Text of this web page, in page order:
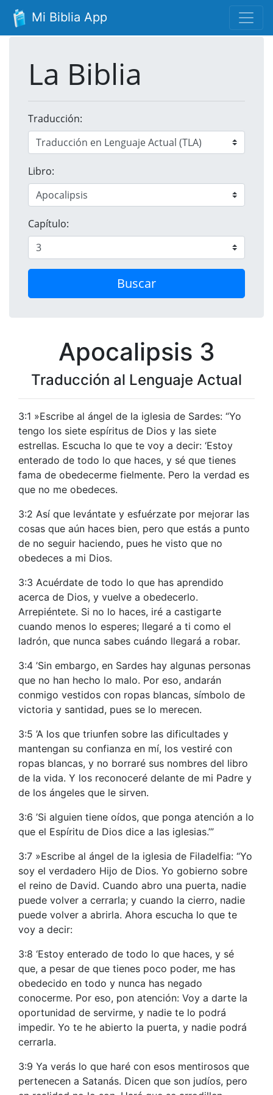
Mi Biblia App
La Biblia
Traducción:
Libro:
Capítulo:
Buscar
Apocalipsis 3
Traducción al Lenguaje Actual
3:1 »Escribe al ángel de la iglesia de Sardes: “Yo
tengo los siete espíritus de Dios y las siete
estrellas. Escucha lo que te voy a decir: ‘Estoy
enterado de todo lo que haces, y sé que tienes
fama de obedecerme fielmente. Pero la verdad es
que no me obedeces.
3:2 Así que levántate y esfuérzate por mejorar las
cosas que aún haces bien, pero que estás a punto
de no seguir haciendo, pues he visto que no
obedeces a mi Dios.
3:3 Acuérdate de todo lo que has aprendido
acerca de Dios, y vuelve a obedecerlo.
Arrepiéntete. Si no lo haces, iré a castigarte
cuando menos lo esperes; llegaré a ti como el
ladrón, que nunca sabes cuándo llegará a robar.
3:4 ’Sin embargo, en Sardes hay algunas personas
que no han hecho lo malo. Por eso, andarán
conmigo vestidos con ropas blancas, símbolo de
victoria y santidad, pues se lo merecen.
3:5 ’A los que triunfen sobre las dificultades y
mantengan su confianza en mí, los vestiré con
ropas blancas, y no borraré sus nombres del libro
de la vida. Y los reconoceré delante de mi Padre y
de los ángeles que le sirven.
3:6 ’Si alguien tiene oídos, que ponga atención a lo
que el Espíritu de Dios dice a las iglesias.’”
3:7 »Escribe al ángel de la iglesia de Filadelfia: “Yo
soy el verdadero Hijo de Dios. Yo gobierno sobre
el reino de David. Cuando abro una puerta, nadie
puede volver a cerrarla; y cuando la cierro, nadie
puede volver a abrirla. Ahora escucha lo que te
voy a decir:
3:8 ‘Estoy enterado de todo lo que haces, y sé
que, a pesar de que tienes poco poder, me has
obedecido en todo y nunca has negado
conocerme. Por eso, pon atención: Voy a darte la
oportunidad de servirme, y nadie te lo podrá
impedir. Yo te he abierto la puerta, y nadie podrá
cerrarla.
3:9 Ya verás lo que haré con esos mentirosos que
pertenecen a Satanás. Dicen que son judíos, pero